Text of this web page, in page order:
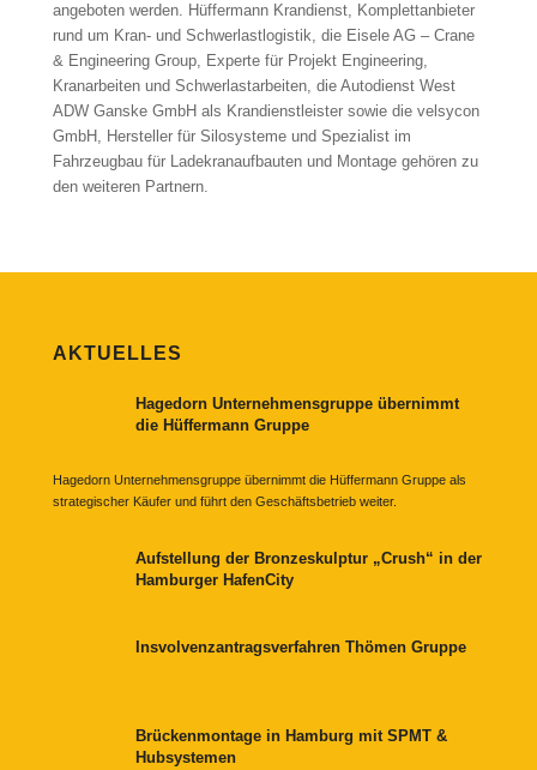
angeboten werden. Hüffermann Krandienst, Komplettanbieter
rund um Kran- und Schwerlastlogistik, die Eisele AG – Crane
& Engineering Group, Experte für Projekt Engineering,
Kranarbeiten und Schwerlastarbeiten, die Autodienst West
ADW Ganske GmbH als Krandienstleister sowie die velsycon
GmbH, Hersteller für Silosysteme und Spezialist im
Fahrzeugbau für Ladekranaufbauten und Montage gehören zu
den weiteren Partnern.
AKTUELLES
Hagedorn Unternehmensgruppe übernimmt
die Hüffermann Gruppe
Hagedorn Unternehmensgruppe übernimmt die Hüffermann Gruppe als
strategischer Käufer und führt den Geschäftsbetrieb weiter.
Aufstellung der Bronzeskulptur „Crush“ in der
Hamburger HafenCity
Insvolvenzantragsverfahren Thömen Gruppe
Brückenmontage in Hamburg mit SPMT &
Hubsystemen